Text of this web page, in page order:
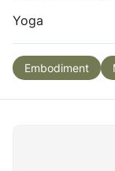
Yoga
Embodiment